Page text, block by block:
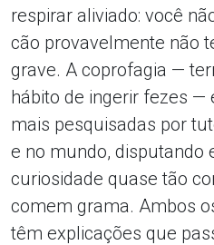
respirar aliviado: você
cão provavelmente não
grave. A coprofagia —
hábito de ingerir fezes —
mais pesquisadas por
e no mundo, disputando
curiosidade quase tão
comem grama. Ambos
têm explicações que